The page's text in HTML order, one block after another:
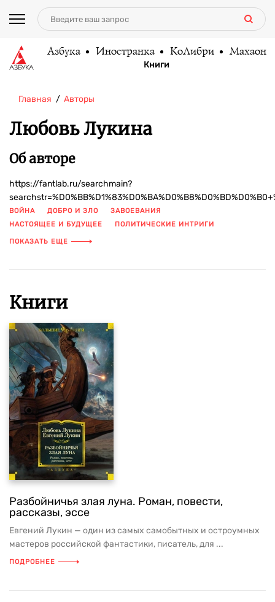
Азбука Иностранка КоЛибри Махаон
Книги
Главная Авторы
Любовь Лукина
Об авторе
https://fantlab.ru/searchmain?
ВОЙНА ДОБРО И ЗЛО
ЗАВОЕВАНИЯ
НАСТОЯЩЕЕ И БУДУЩЕЕ
ПОЛИТИЧЕСКИЕ ИНТРИГИ
РУССКАЯ ФАНТАСТИКА
ПОКАЗАТЬ ЕЩЕ
Книги
Разбойничья злая луна. Роман, повести,
рассказы, эссе
Евгений Лукин — один из самых самобытных и остроумных
мастеров российской фантастики, писатель, для ...
ПОДРОБНЕЕ